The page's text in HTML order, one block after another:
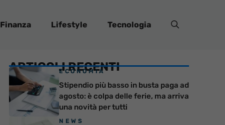
Finanza Lifestyle Tecnologia
ARTICOLI RECENTI
ECONOMIA
Stipendio più basso in busta paga ad
agosto: è colpa delle ferie, ma arriva
una novità per tutti
NEWS